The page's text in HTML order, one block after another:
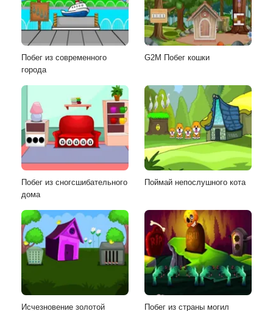
Побег из современного
города
G2M Побег кошки
Побег из сногсшибательного
дома
Поймай непослушного кота
Исчезновение золотой Побег из страны могил